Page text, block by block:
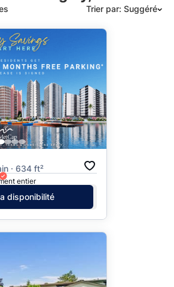
Trier par: Suggéré
d’abord
d’abord
· 634 ft²
entier
disponibilité